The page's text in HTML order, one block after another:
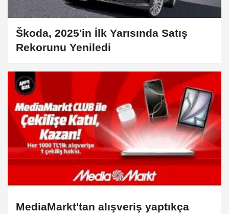
Škoda, 2025'in İlk Yarısında Satış
Rekorunu Yeniledi
MediaMarkt'tan alışveriş yaptıkça